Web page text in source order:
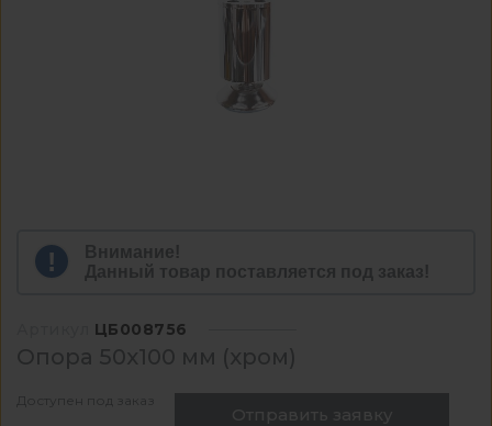
Внимание!
Данный товар поставляется под заказ!
ЦБ008756
Опора 50х100 мм (хром)
Доступен под заказ
Отправить заявку